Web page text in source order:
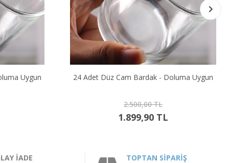
Uygun 24 Adet Düz Cam Bardak - Doluma Uygun
2.500,00 TL
1.899,90 TL
İADE TOPTAN SİPARİŞ